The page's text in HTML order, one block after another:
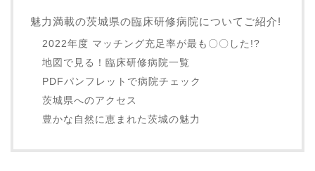
魅力満載の茨城県の臨床研修病院についてご紹介!
2022年度 マッチング充足率が最も〇〇した!?
地図で見る！臨床研修病院一覧
PDFパンフレットで病院チェック
茨城県へのアクセス
豊かな自然に恵まれた茨城の魅力